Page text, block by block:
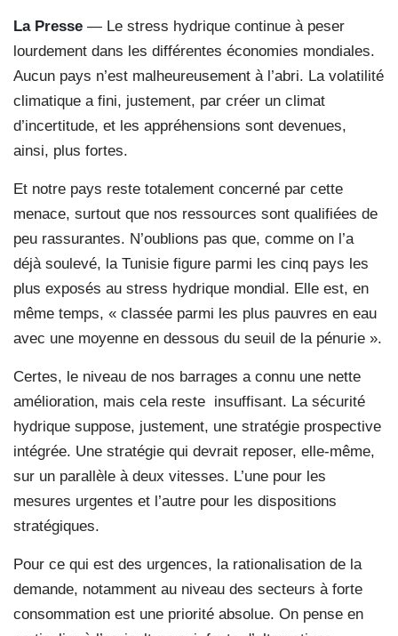
La Presse — Le stress hydrique continue à peser
lourdement dans les différentes économies mondiales.
Aucun pays n’est malheureusement à l’abri. La volatilité
climatique a fini, justement, par créer un climat
d’incertitude, et les appréhensions sont devenues,
ainsi, plus fortes.
Et notre pays reste totalement concerné par cette
menace, surtout que nos ressources sont qualifiées de
peu rassurantes. N’oublions pas que, comme on l’a
déjà soulevé, la Tunisie figure parmi les cinq pays les
plus exposés au stress hydrique mondial. Elle est, en
même temps, « classée parmi les plus pauvres en eau
avec une moyenne en dessous du seuil de la pénurie ».
Certes, le niveau de nos barrages a connu une nette
amélioration, mais cela reste insuffisant. La sécurité
hydrique suppose, justement, une stratégie prospective
intégrée. Une stratégie qui devrait reposer, elle-même,
sur un parallèle à deux vitesses. L’une pour les
mesures urgentes et l’autre pour les dispositions
stratégiques.
Pour ce qui est des urgences, la rationalisation de la
demande, notamment au niveau des secteurs à forte
consommation est une priorité absolue. On pense en